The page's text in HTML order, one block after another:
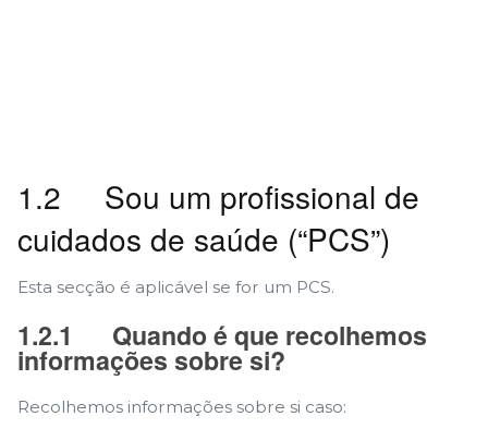
1.2 Sou um profissional de
cuidados de saúde (“PCS”)
Esta secção é aplicável se for um PCS.
1.2.1 Quando é que recolhemos
informações sobre si?
Recolhemos informações sobre si caso: